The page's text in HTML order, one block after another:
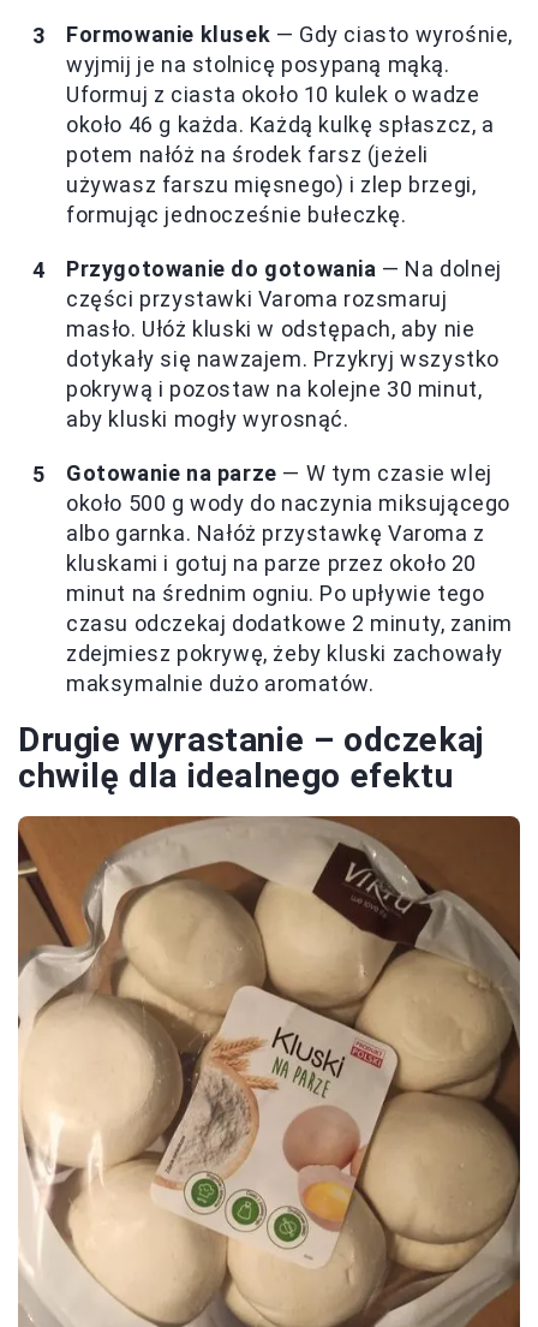
Formowanie klusek — Gdy ciasto wyrośnie,
wyjmij je na stolnicę posypaną mąką.
Uformuj z ciasta około 10 kulek o wadze
około 46 g każda. Każdą kulkę spłaszcz, a
potem nałóż na środek farsz (jeżeli
używasz farszu mięsnego) i zlep brzegi,
formując jednocześnie bułeczkę.
Przygotowanie do gotowania — Na dolnej
części przystawki Varoma rozsmaruj
masło. Ułóż kluski w odstępach, aby nie
dotykały się nawzajem. Przykryj wszystko
pokrywą i pozostaw na kolejne 30 minut,
aby kluski mogły wyrosnąć.
Gotowanie na parze — W tym czasie wlej
około 500 g wody do naczynia miksującego
albo garnka. Nałóż przystawkę Varoma z
kluskami i gotuj na parze przez około 20
minut na średnim ogniu. Po upływie tego
czasu odczekaj dodatkowe 2 minuty, zanim
zdejmiesz pokrywę, żeby kluski zachowały
maksymalnie dużo aromatów.
Drugie wyrastanie – odczekaj
chwilę dla idealnego efektu